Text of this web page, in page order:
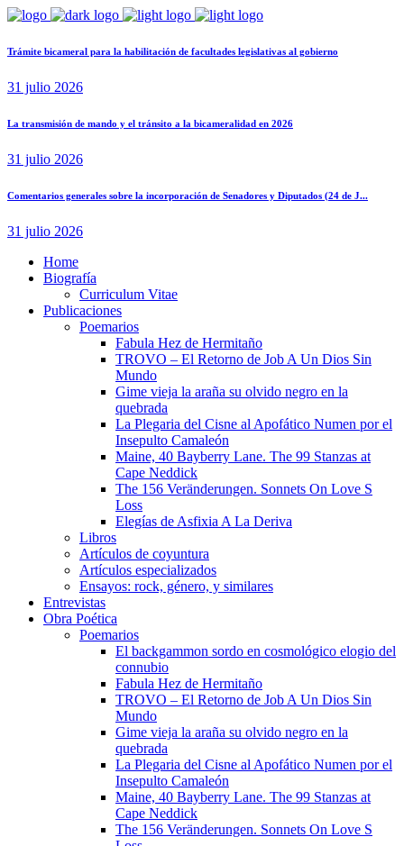
Trámite bicameral para la habilitación de facultades legislativas al gobierno
31 julio 2026
La transmisión de mando y el tránsito a la bicameralidad en 2026
31 julio 2026
Comentarios generales sobre la incorporación de Senadores y Diputados (24 de J...
31 julio 2026
Home
Biografía
Curriculum Vitae​
Publicaciones
Poemarios
Fabula Hez de Hermitaño
TROVO – El Retorno de Job A Un Dios Sin
Mundo
Gime vieja la araña su olvido negro en la
quebrada
La Plegaria del Cisne al Apofático Numen por el
Insepulto Camaleón
Maine, 40 Bayberry Lane. The 99 Stanzas at
Cape Neddick
The 156 Veränderungen. Sonnets On Love S
Loss
Elegías de Asfixia A La Deriva
Libros
Artículos de coyuntura
Artículos especializados
Ensayos: rock, género, y similares
Entrevistas
Obra Poética
Poemarios
El backgammon sordo en cosmológico elogio del
connubio
Fabula Hez de Hermitaño
TROVO – El Retorno de Job A Un Dios Sin
Mundo
Gime vieja la araña su olvido negro en la
quebrada
La Plegaria del Cisne al Apofático Numen por el
Insepulto Camaleón
Maine, 40 Bayberry Lane. The 99 Stanzas at
Cape Neddick
The 156 Veränderungen. Sonnets On Love S